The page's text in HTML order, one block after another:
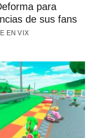
para
de sus fans
EN VIX